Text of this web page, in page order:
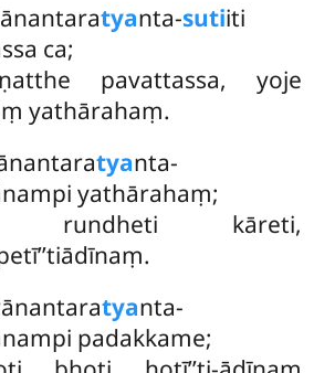
tyanta-sutiiti
ca;
pavattassa, yoje
yathārahaṃ.
tyanta-
yathārahaṃ;
rundheti kāreti,
tyanta-
padakkame;